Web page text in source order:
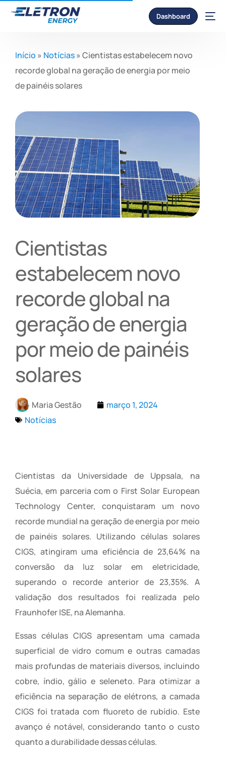
Dashboard
Início » Notícias»Cientistas estabelecem novo
recorde global na geração de energia por meio
de painéis solares
Cientistas
estabelecem novo
recorde global na
geração de energia
por meio de painéis
solares
Maria Gestão
março 1, 2024
Notícias
Cientistas da Universidade de Uppsala, na
Suécia, em parceria com o First Solar European
Technology Center, conquistaram um novo
recorde mundial na geração de energia por meio
de painéis solares. Utilizando células solares
CIGS, atingiram uma eficiência de 23,64% na
conversão da luz solar em eletricidade,
superando o recorde anterior de 23,35%. A
validação dos resultados foi realizada pelo
Fraunhofer ISE, na Alemanha.
Essas células CIGS apresentam uma camada
superficial de vidro comum e outras camadas
mais profundas de materiais diversos, incluindo
cobre, índio, gálio e seleneto. Para otimizar a
eficiência na separação de elétrons, a camada
CIGS foi tratada com fluoreto de rubídio. Este
avanço é notável, considerando tanto o custo
quanto a durabilidade dessas células.